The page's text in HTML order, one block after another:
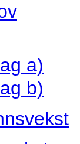
a)
b)